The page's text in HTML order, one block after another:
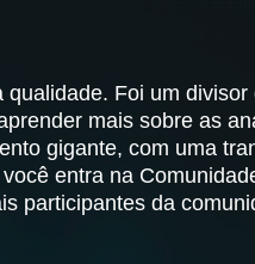
Foi um divisor
mais sobre as
gigante, com uma
entra na
participantes da